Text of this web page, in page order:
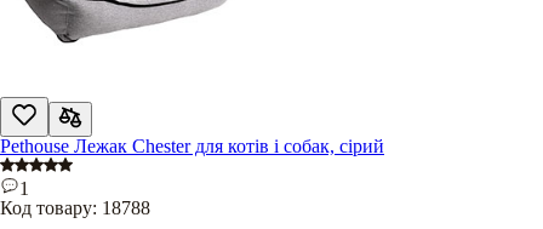
Pethouse Лежак Chester для котів і собак, сірий
1
Код товару: 18788